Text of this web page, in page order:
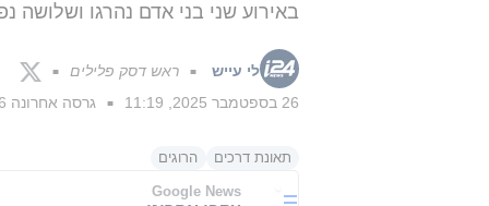
באירוע שני בני אדם נהרגו ושלושה
לי עייש ■ ראש דסק פלילים ■
26 בספטמבר 2025, 11:19
■ גרסה אחרונה 26
תאונת דרכים הרוגים
Google News